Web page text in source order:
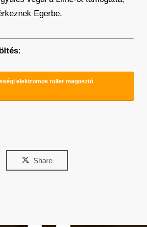
Egerbe.
elektromos roller megosztó
Share